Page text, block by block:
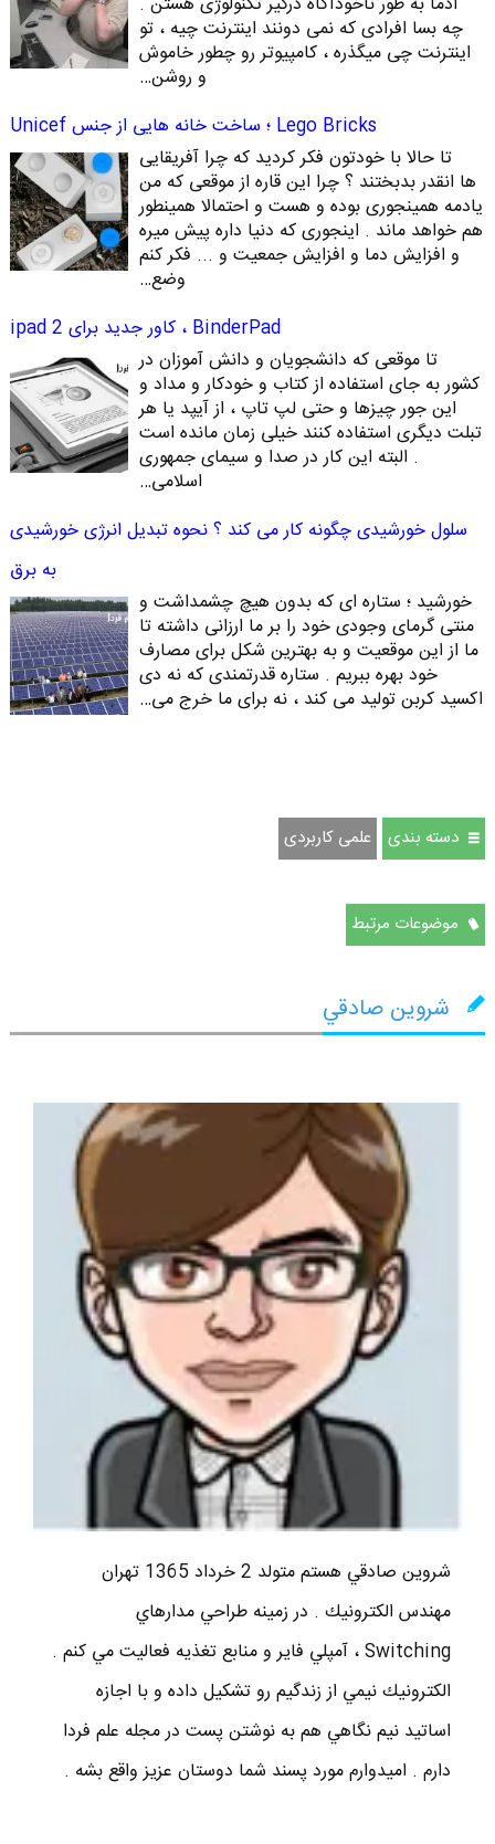
چه بسا افرادی که نمی دونند اینترنت چیه ، تو
اینترنت چی میگذره ، کامپیوتر رو چطور خاموش
و روشن…
Lego Bricks ؛ ساخت خانه هایی از جنس Unicef
تا حالا با خودتون فکر کردید که چرا آفریقایی
ها انقدر بدبختند ؟ چرا این قاره از موقعی که من
یادمه همینجوری بوده و هست و احتمالا همینطور
هم خواهد ماند . اینجوری که دنیا داره پیش میره
و افزایش دما و افزایش جمعیت و ... فکر کنم
وضع…
BinderPad ، کاور جدید برای ipad 2
تا موقعی که دانشجویان و دانش آموزان در
کشور به جای استفاده از کتاب و خودکار و مداد و
این جور چیزها و حتی لپ تاپ ، از آیپد یا هر
تبلت دیگری استفاده کنند خیلی زمان مانده است
. البته این کار در صدا و سیمای جمهوری
اسلامی…
سلول خورشیدی چگونه کار می کند ؟ نحوه تبدیل انرژی خورشیدی
به برق
خورشید ؛ ستاره ای که بدون هیچ چشمداشت و
منتی گرمای وجودی خود را بر ما ارزانی داشته تا
ما از این موقعیت و به بهترین شکل برای مصارف
خود بهره ببریم . ستاره قدرتمندی که نه دی
اکسید کربن تولید می کند ، نه برای ما خرج می…
دسته بندی علمی کاربردی
موضوعات مرتبط
شروين صادقي
شروين صادقي هستم متولد 2 خرداد 1365 تهران
مهندس الكترونيك . در زمينه طراحي مدارهاي
Switching ، آمپلي فاير و منابع تغذيه فعاليت مي كنم .
الكترونيك نيمي از زندگيم رو تشكيل داده و با اجازه
اساتيد نيم نگاهي هم به نوشتن پست در مجله علم فردا
دارم . اميدوارم مورد پسند شما دوستان عزيز واقع بشه .